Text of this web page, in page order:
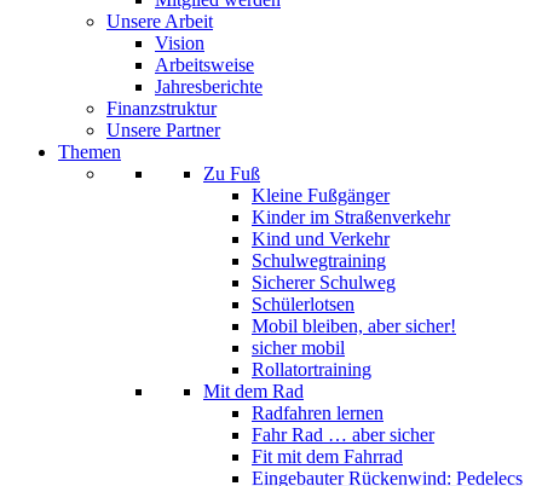
Unsere Arbeit
Vision
Arbeitsweise
Jahresberichte
Finanzstruktur
Unsere Partner
Themen
Zu Fuß
Kleine Fußgänger
Kinder im Straßenverkehr
Kind und Verkehr
Schulwegtraining
Sicherer Schulweg
Schülerlotsen
Mobil bleiben, aber sicher!
sicher mobil
Rollatortraining
Mit dem Rad
Radfahren lernen
Fahr Rad … aber sicher
Fit mit dem Fahrrad
Eingebauter Rückenwind: Pedelecs